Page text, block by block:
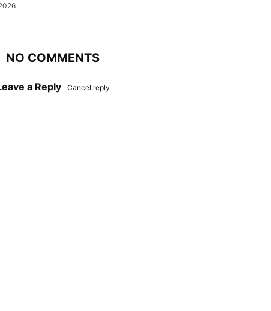
NO COMMENTS
a Reply Cancel reply